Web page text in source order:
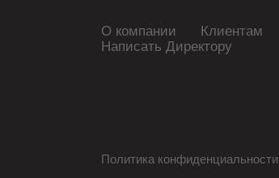
О компании Клиентам
Написать Директору
Политика конфиденциальности